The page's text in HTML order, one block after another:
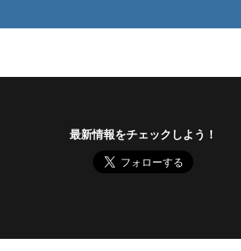
最新情報をチェックしよう！